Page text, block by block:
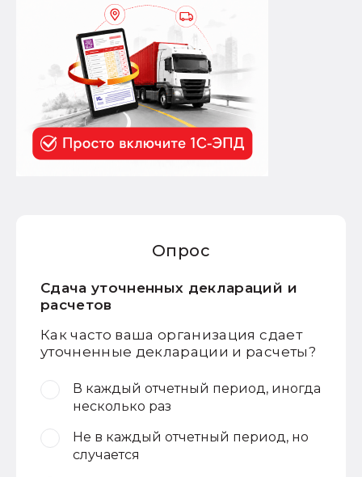
Опрос
Сдача уточненных деклараций и
расчетов
Как часто ваша организация сдает
уточненные декларации и расчеты?
В каждый отчетный период, иногда
несколько раз
Не в каждый отчетный период, но
случается